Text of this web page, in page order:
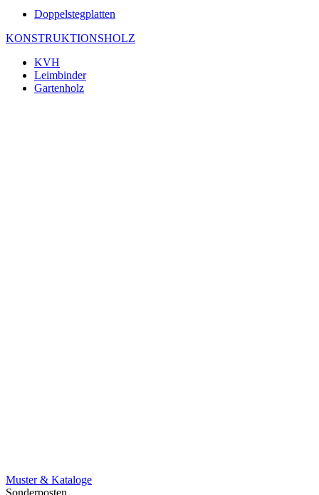
Doppelstegplatten
KONSTRUKTIONSHOLZ
KVH
Leimbinder
Gartenholz
Muster & Kataloge
Sonderposten